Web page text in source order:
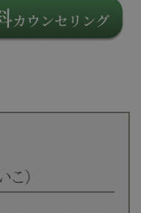
こ）